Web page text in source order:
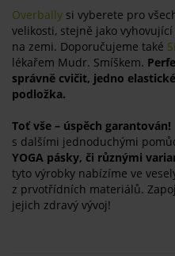
Overbally si vyberete pro
velikosti, stejně jako vyhovující
na zemi. Doporučujeme také
lékařem Mudr. Smíškem.
správně cvičit, jedno
podložka.
Toť vše – úspěch garantován!
s dalšími jednoduchými
YOGA pásky, či různými
tyto výrobky nabízíme ve
z prvotřídních materiálů.
jejich zdravý vývoj!